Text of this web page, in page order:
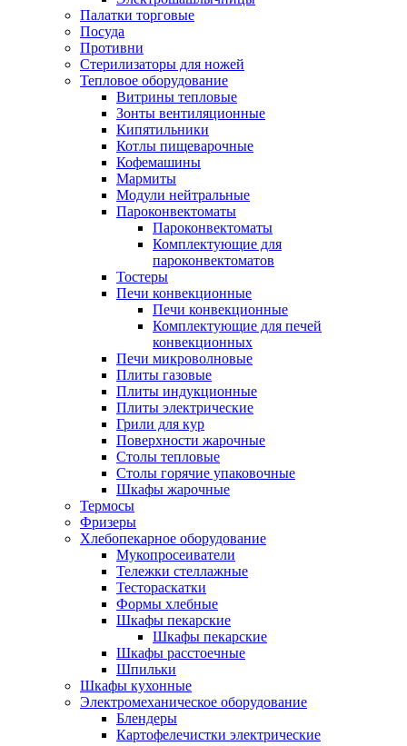
Палатки торговые
Посуда
Противни
Стерилизаторы для ножей
Тепловое оборудование
Витрины тепловые
Зонты вентиляционные
Кипятильники
Котлы пищеварочные
Кофемашины
Мармиты
Модули нейтральные
Пароконвектоматы
Пароконвектоматы
Комплектующие для
пароконвектоматов
Тостеры
Печи конвекционные
Печи конвекционные
Комплектующие для печей
конвекционных
Печи микроволновые
Плиты газовые
Плиты индукционные
Плиты электрические
Грили для кур
Поверхности жарочные
Столы тепловые
Столы горячие упаковочные
Шкафы жарочные
Термосы
Фризеры
Хлебопекарное оборудование
Мукопросеиватели
Тележки стеллажные
Тестораскатки
Формы хлебные
Шкафы пекарские
Шкафы пекарские
Шкафы расстоечные
Шпильки
Шкафы кухонные
Электромеханическое оборудование
Блендеры
Картофелечистки электрические